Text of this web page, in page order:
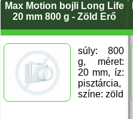
Max Motion bojli Long Life
20 mm 800 g - Zöld Erő
súly: 800
g, méret:
20 mm, íz:
pisztárcia,
színe: zöld